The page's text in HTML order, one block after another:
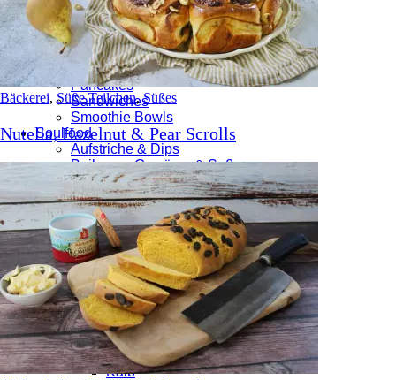
Herzhafte Brötchen
Süße Teilchen
Frühstück & Brunch
Aufstriche & Dips
Eier
Pancakes
Sandwiches
Smoothie Bowls
Soulfood
Aufstriche & Dips
Beilagen, Gewürze & Soßen
Beilagen
Gewürzmischungen
Soßen
BBQ
Bowls
Buddha Bowls
Poke Bowls
Burgers
Eingemachtes / Pickles
Fleisch & Fisch
Fisch & Meeresfrüchte
Hähnchen
Kalb
Bäckerei,Süße Teilchen,Süßes
Nutella, Hazelnut & Pear Scrolls